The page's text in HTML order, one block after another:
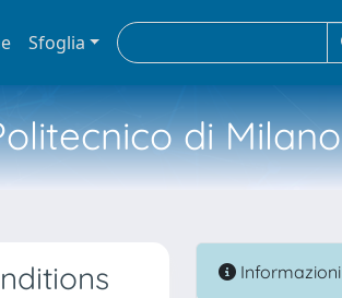
Sfoglia
di Milano
Informazioni